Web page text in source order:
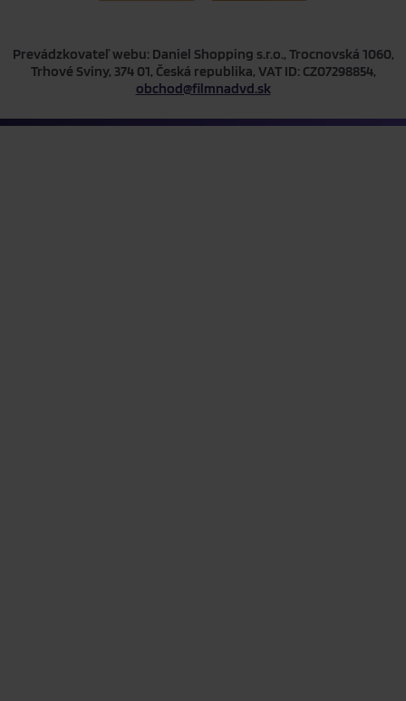
Prevádzkovateľ webu: Daniel Shopping s.r.o., Trocnovská 1060,
Trhové Sviny, 374 01, Česká republika, VAT ID: CZ07298854,
obchod@filmnadvd.sk